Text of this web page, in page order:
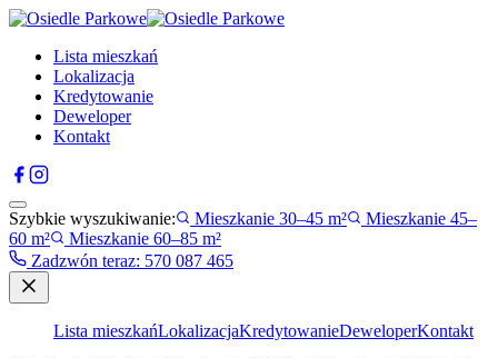
Lista mieszkań
Lokalizacja
Kredytowanie
Deweloper
Kontakt
Szybkie wyszukiwanie: Mieszkanie 30–45 m²
Mieszkanie 45–
60 m²
Mieszkanie 60–85 m²
Zadzwón teraz: 570 087 465
Lista mieszkańLokalizacjaKredytowanieDeweloperKontakt